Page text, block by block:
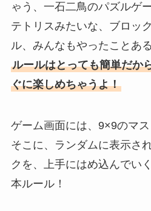
ゃう、一石二鳥のパズルゲ
テトリスみたいな、ブロッ
ル、みんなもやったことあ
ルールはとっても簡単だか
ぐに楽しめちゃうよ！
ゲーム画面には、9×9のマス
そこに、ランダムに表示さ
クを、上手にはめ込んでい
本ルール！